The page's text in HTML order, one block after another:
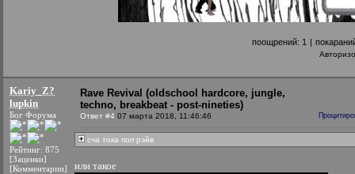
поощрений: 1 |
Kariy_Z?
lupkin
Бог Форума
Рейтинг: 875
[Заценки]
[Комментарии]
Rave Revival (oldschool hardcore, jungle,
techno, breakbeat - post-nineties)
Ответ #4 07 марта 2018, 11:46:46
сча тока поп рэйв
или такое